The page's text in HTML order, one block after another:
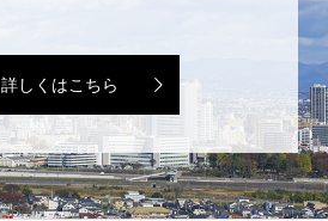
詳しくはこちら